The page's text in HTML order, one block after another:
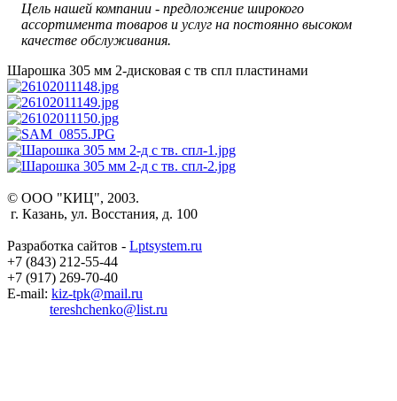
Цель нашей компании - предложение широкого
ассортимента товаров и услуг на постоянно высоком
качестве обслуживания.
Шарошка 305 мм 2-дисковая с тв спл пластинами
© ООО "КИЦ", 2003.
г. Казань, ул. Восстания, д. 100
Разработка сайтов - Lptsystem.ru
+7 (843) 212-55-44
+7 (917) 269-70-40
E-mail: kiz-tpk@mail.ru
tereshchenko@list.ru